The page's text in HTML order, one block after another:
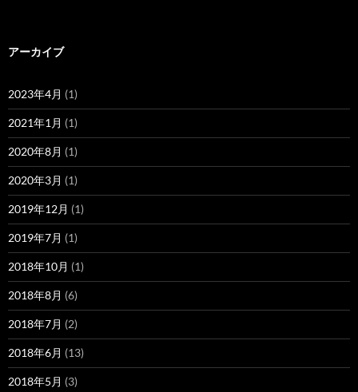
アーカイブ
2023年4月 (1)
2021年1月 (1)
2020年8月 (1)
2020年3月 (1)
2019年12月 (1)
2019年7月 (1)
2018年10月 (1)
2018年8月 (6)
2018年7月 (2)
2018年6月 (13)
2018年5月 (3)